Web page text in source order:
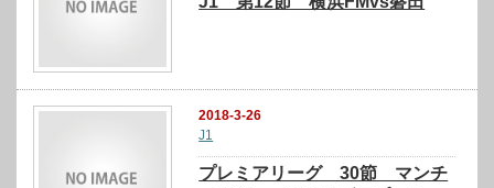
2018-3-26
J1
プレミアリーグ 30節 マンチ